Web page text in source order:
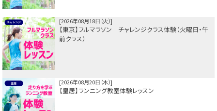
2026年08月18日（火）
【東京】フルマラソン チャレンジクラス体験（火曜日・午
前クラス）
2026年08月20日（木）
【皇居】ランニング教室体験レッスン